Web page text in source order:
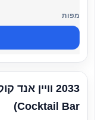
Cocktail Bar)